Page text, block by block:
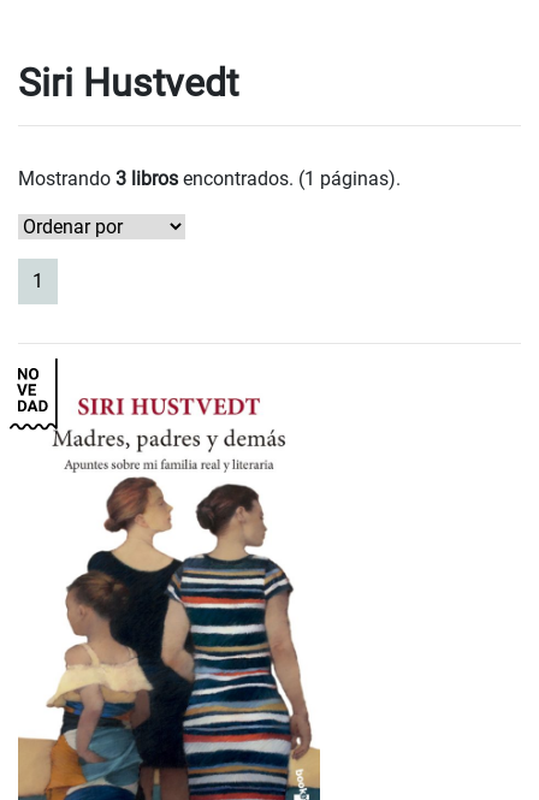
Siri Hustvedt
Mostrando 3 libros encontrados. (1 páginas).
1